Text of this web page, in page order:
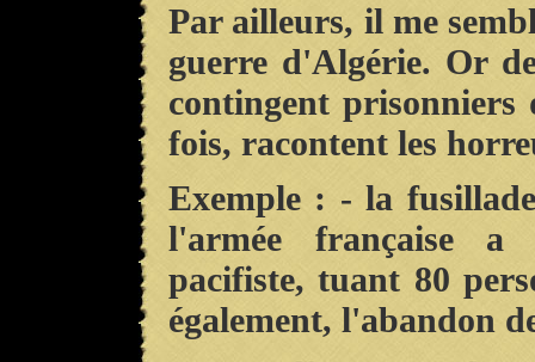
Par ailleurs, il me
guerre d'Algérie. Or
contingent
fois, racontent les
Exemple : - la
l'armée française
pacifiste, tuant 80
également, l'abandon